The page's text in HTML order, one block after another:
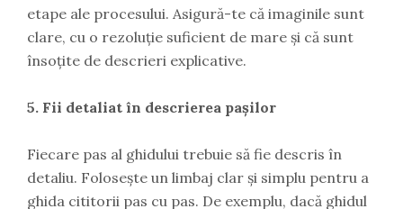
etape ale procesului. Asigură-te că imaginile sunt
clare, cu o rezoluție suficient de mare și că sunt
însoțite de descrieri explicative.
5. Fii detaliat în descrierea pașilor
Fiecare pas al ghidului trebuie să fie descris în
detaliu. Folosește un limbaj clar și simplu pentru a
ghida cititorii pas cu pas. De exemplu, dacă ghidul